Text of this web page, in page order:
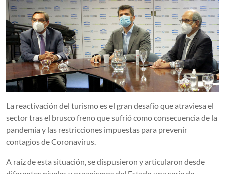
La reactivación del turismo es el gran desafío que atraviesa el
sector tras el brusco freno que sufrió como consecuencia de la
pandemia y las restricciones impuestas para prevenir
contagios de Coronavirus.
A raíz de esta situación, se dispusieron y articularon desde